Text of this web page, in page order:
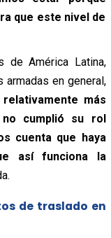
que este nivel de
de América Latina,
en general,
más
cumplió su rol
cuenta que haya
así funciona la
de traslado en